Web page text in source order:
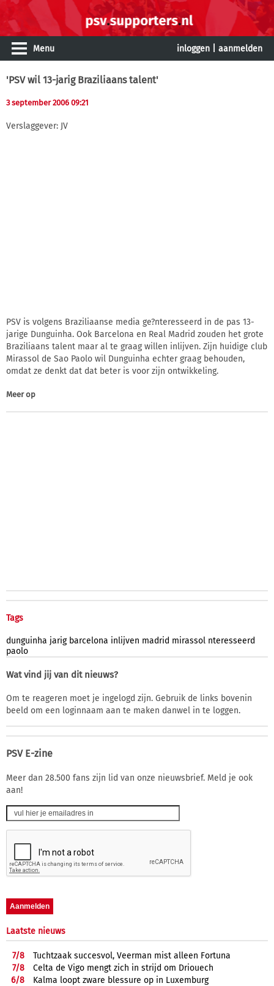
Menu inloggen aanmelden
'PSV wil 13-jarig Braziliaans talent'
3 september 2006 09:21
Verslaggever: JV
PSV is volgens Braziliaanse media ge?nteresseerd in de pas 13-
jarige Dunguinha. Ook Barcelona en Real Madrid zouden het grote
Braziliaans talent maar al te graag willen inlijven. Zijn huidige club
Mirassol de Sao Paolo wil Dunguinha echter graag behouden,
omdat ze denkt dat dat beter is voor zijn ontwikkeling.
Meer op
Tags
dunguinha jarig barcelona inlijven madrid mirassol nteresseerd
paolo
Wat vind jij van dit nieuws?
Om te reageren moet je ingelogd zijn. Gebruik de links bovenin
beeld om een loginnaam aan te maken danwel in te loggen.
PSV E-zine
Meer dan 28.500 fans zijn lid van onze nieuwsbrief. Meld je ook
aan!
Laatste nieuws
7/8
Tuchtzaak succesvol, Veerman mist alleen Fortuna
7/8
Celta de Vigo mengt zich in strijd om Driouech
6/8
Kalma loopt zware blessure op in Luxemburg